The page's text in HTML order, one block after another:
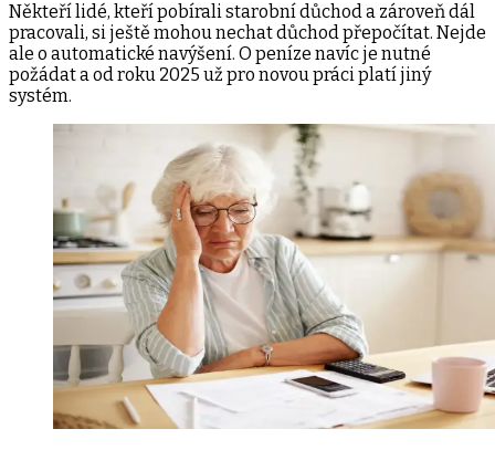
Někteří lidé, kteří pobírali starobní důchod a zároveň dál
pracovali, si ještě mohou nechat důchod přepočítat. Nejde
ale o automatické navýšení. O peníze navíc je nutné
požádat a od roku 2025 už pro novou práci platí jiný
systém.